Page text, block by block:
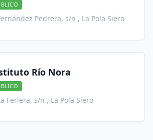
Fernández Pedrera, s/n , La Pola Siero
Río Nora
La Ferlera, s/n , La Pola Siero